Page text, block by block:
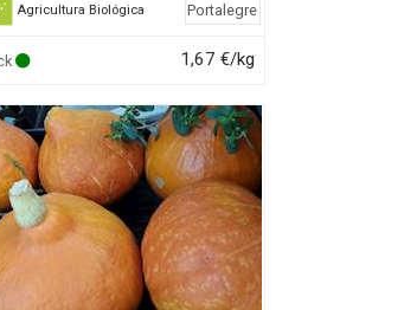
Agricultura Biológica Portalegre
1,67 €/kg